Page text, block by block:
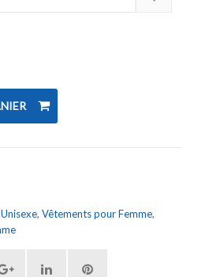
Unisexe, Vêtements pour Femme,